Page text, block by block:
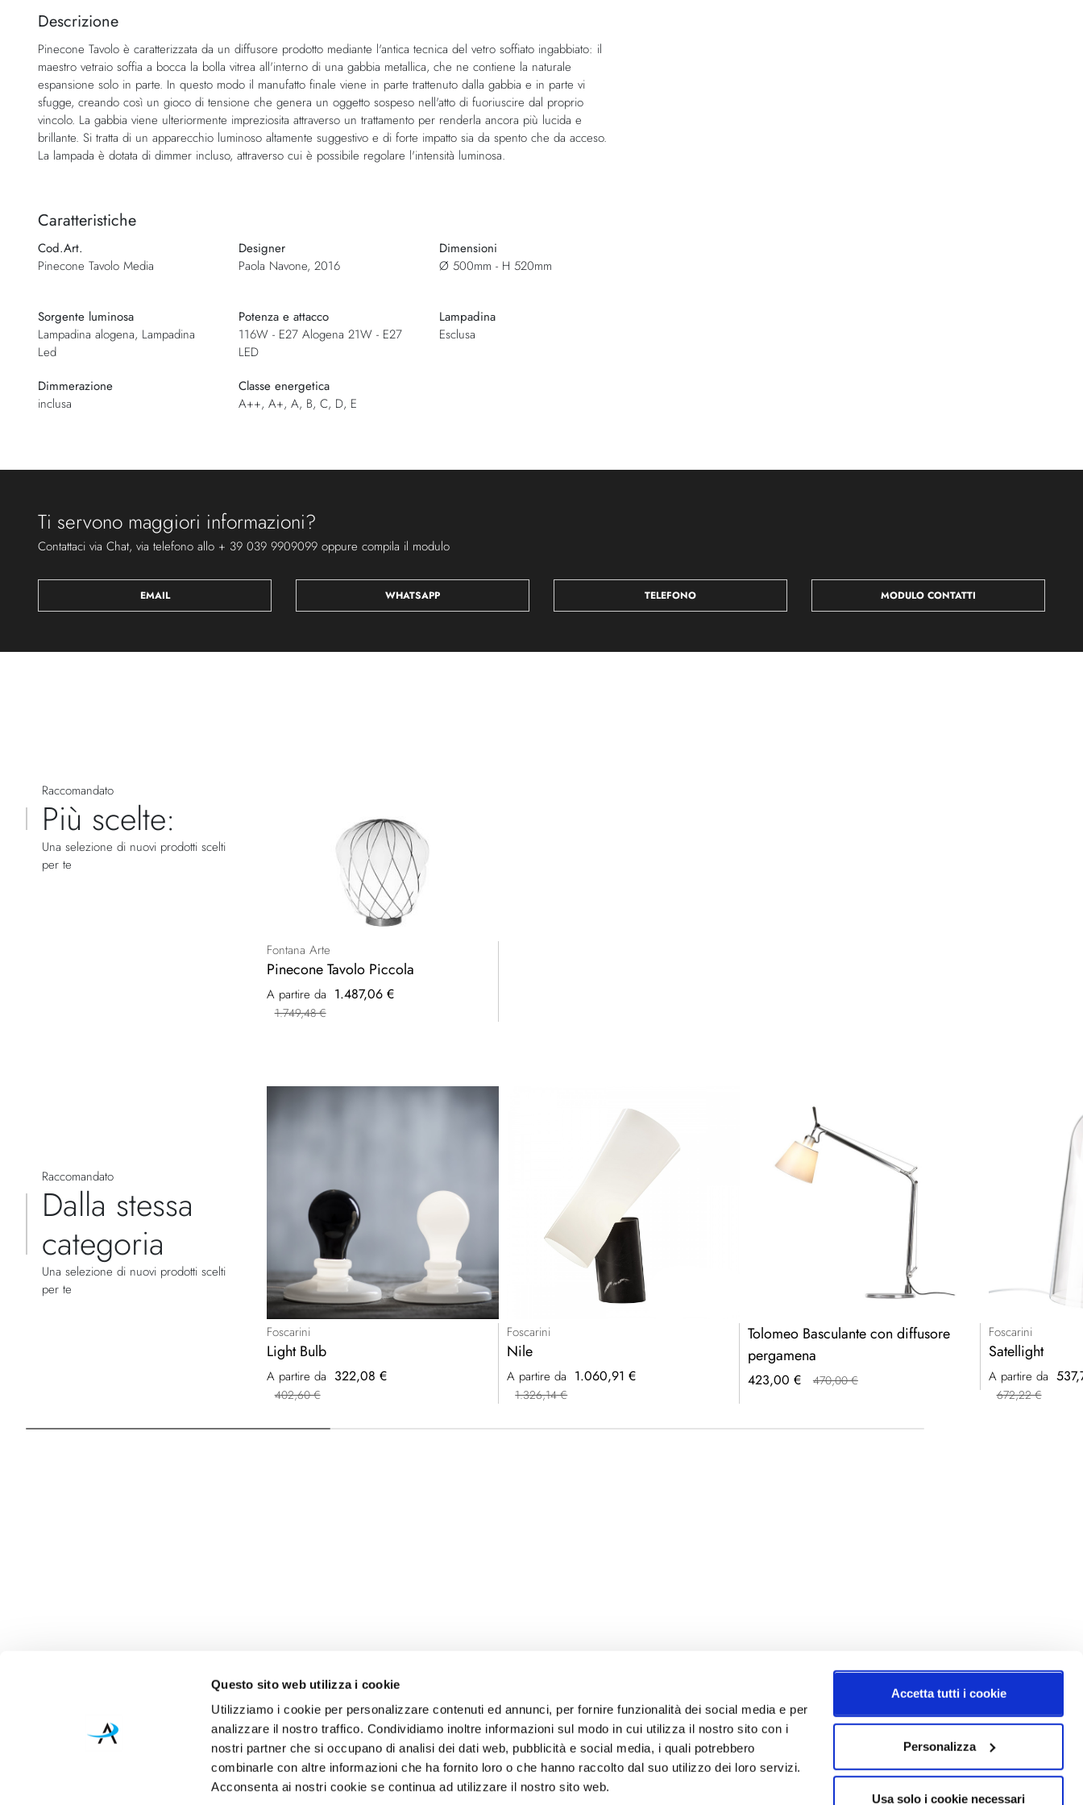
Questo sito web utilizza i cookie
Utilizziamo i cookie per personalizzare contenuti ed annunci, per fornire funzionalità dei social media e per
analizzare il nostro traffico. Condividiamo inoltre informazioni sul modo in cui utilizza il nostro sito con i
nostri partner che si occupano di analisi dei dati web, pubblicità e social media, i quali potrebbero
combinarle con altre informazioni che ha fornito loro o che hanno raccolto dal suo utilizzo dei loro servizi.
Acconsenta ai nostri cookie se continua ad utilizzare il nostro sito web.
Accetta tutti i cookie
Personalizza
Usa solo i cookie necessari
della
di
immagini
Descrizione
Pinecone Tavolo è caratterizzata da un diffusore prodotto mediante l'antica tecnica del vetro soffiato ingabbiato: il
maestro vetraio soffia a bocca la bolla vitrea all'interno di una gabbia metallica, che ne contiene la naturale
espansione solo in parte. In questo modo il manufatto finale viene in parte trattenuto dalla gabbia e in parte vi
sfugge, creando così un gioco di tensione che genera un oggetto sospeso nell'atto di fuoriuscire dal proprio
vincolo. La gabbia viene ulteriormente impreziosita attraverso un trattamento per renderla ancora più lucida e
brillante. Si tratta di un apparecchio luminoso altamente suggestivo e di forte impatto sia da spento che da acceso.
La lampada è dotata di dimmer incluso, attraverso cui è possibile regolare l'intensità luminosa.
Caratteristiche
Cod.Art.
Pinecone Tavolo Media
Designer
Paola Navone, 2016
Dimensioni
Ø 500mm - H 520mm
Sorgente luminosa
Lampadina alogena, Lampadina
Led
Potenza e attacco
116W - E27 Alogena 21W - E27
LED
Lampadina
Esclusa
Dimmerazione
inclusa
Classe energetica
A++, A+, A, B, C, D, E
Ti servono maggiori informazioni?
Contattaci via Chat, via telefono allo + 39 039 9909099 oppure compila il modulo
EMAIL WHATSAPP TELEFONO MODULO CONTATTI
Raccomandato
Più scelte:
Una selezione di nuovi prodotti scelti
per te
Fontana Arte
Pinecone Tavolo Piccola
A partire da 1.487,06 €
1.749,48 €
Raccomandato
Dalla stessa
categoria
Una selezione di nuovi prodotti scelti
per te
Foscarini
Light Bulb
A partire da 322,08 €
402,60 €
Foscarini
Nile
A partire da 1.060,91 €
1.326,14 €
Tolomeo Basculante con diffusore
pergamena
423,00 € 470,00 €
Foscarini
Satellight
A partire da
672,22 €